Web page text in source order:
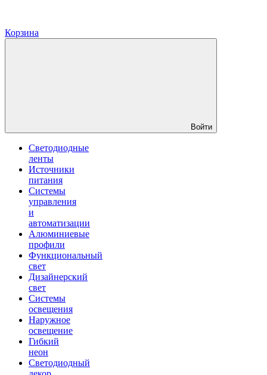
Корзина
Войти
Светодиодные
ленты
Источники
питания
Системы
управления
и
автоматизации
Алюминиевые
профили
Функциональный
свет
Дизайнерский
свет
Системы
освещения
Наружное
освещение
Гибкий
неон
Светодиодный